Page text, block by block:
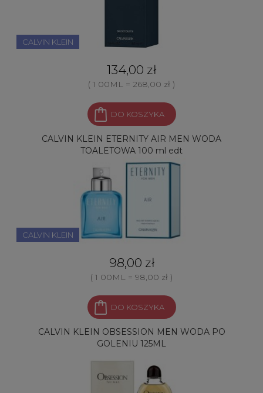
CALVIN KLEIN
134,00 zł
( 1 00ML = 268,00 zł )
DO KOSZYKA
CALVIN KLEIN ETERNITY AIR MEN WODA
TOALETOWA 100 ml edt
CALVIN KLEIN
98,00 zł
( 1 00ML = 98,00 zł )
DO KOSZYKA
CALVIN KLEIN OBSESSION MEN WODA PO
GOLENIU 125ML